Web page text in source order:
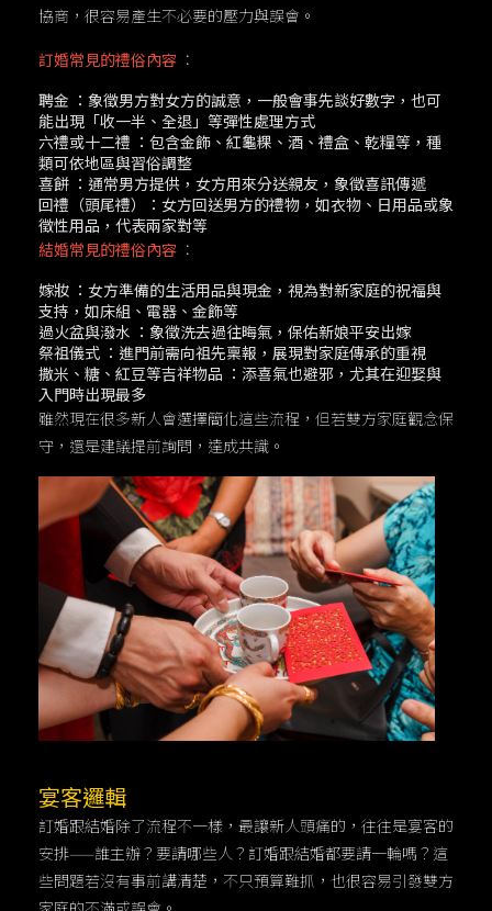
協商，很容易產生不必要的壓力與誤會。
訂婚常見的禮俗內容 ：
聘金 ：象徵男方對女方的誠意，一般會事先談好數字，也可
能出現「收一半、全退」等彈性處理方式
六禮或十二禮 ：包含金飾、紅龜粿、酒、禮盒、乾糧等，種
類可依地區與習俗調整
喜餅 ：通常男方提供，女方用來分送親友，象徵喜訊傳遞
回禮（頭尾禮）
：女方回送男方的禮物，如衣物、日用品或象
徵性用品，代表兩家對等
結婚常見的禮俗內容 ：
嫁妝 ：女方準備的生活用品與現金，視為對新家庭的祝福與
支持，如床組、電器、金飾等
過火盆與潑水 ：象徵洗去過往晦氣，保佑新娘平安出嫁
祭祖儀式 ：進門前需向祖先稟報，展現對家庭傳承的重視
撒米、糖、紅豆等吉祥物品 ：添喜氣也避邪，尤其在迎娶與
入門時出現最多
雖然現在很多新人會選擇簡化這些流程，但若雙方家庭觀念保
守，還是建議提前詢問，達成共識。
宴客邏輯
訂婚跟結婚除了流程不一樣，最讓新人頭痛的，往往是宴客的
安排——誰主辦？要請哪些人？訂婚跟結婚都要請一輪嗎？這
些問題若沒有事前講清楚，不只預算難抓，也很容易引發雙方